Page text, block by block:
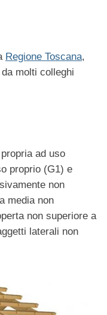
Regione Toscana,
molti colleghi
ad uso
proprio (G1) e
non
media non
non superiore a
laterali non